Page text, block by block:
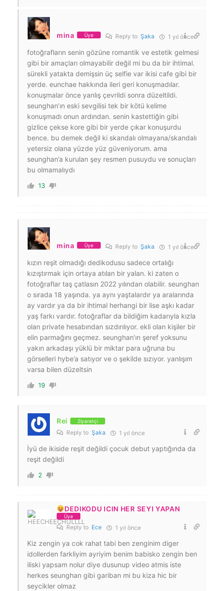
mina Üye Reply to Şaka 1 yıl önce
fotoğrafların senin gözüne romantik ve estetik gelmesi
gibi bir amaçları olmayabilir değil mi bu da bir ihtimal.
sürekli yatakta demişsin üç selfie var ikisi cafe gibi bir
yerde. eunchae hakkında ileri geri konuşmadılar.
konuşmalar önce yanlış çevrildi sonra düzeltildi.
seunghan’ın eski sevgilisi tek bir kötü kelime
konuşmadı onun ardından. senin kastettiğin gibi
gizlice çekse kore gibi bir yerde çıkar konuşurdu
bence. bu demek değil ki skandalı olmayana/skandalı
yetersiz olana yüzde yüz güveniyorum. ama
seunghan’a kurulan şey resmen pusuydu ve sonuçları
bu olmamalıydı
13
mina Üye Reply to Şaka 1 yıl önce
kızın reşit olmadığı dedikodusu sadece ortalığı
kızıştırmak için ortaya atılan bir yalan. ki zaten o
fotoğraflar taş çatlasın 2022 yılından olabilir. seunghan
o sırada 18 yaşında. ya aynı yaştalardır ya aralarında
ay vardır ya da bir ihtimal herhangi bir lise aşkı kadar
yaş farkı vardır. fotoğraflar da bildiğim kadarıyla kızla
olan private hesabından sızdırılıyor. ekli olan kişiler bir
elin parmağını geçmez. seunghan’ın şeref yoksunu
yakın arkadaşı yüklü bir miktar para uğruna bu
görselleri hybe’a satıyor ve o şekilde sızıyor. yanlışım
varsa bilen düzeltsin
19
Rei Ziyaretçi
Reply to Şaka 1 yıl önce
İyü de ikiside reşit değildi çocuk debut yaptığında da
reşit değildi
2
DEDIKODU ICIN HER SEYI YAPAN
Üye
Reply to Ece 1 yıl önce
Kiz zengin ya cok rahat tabi ben zenginim diger
idollerden farkliyim ayriyim benim babisko zengin ben
iliski yapsam nolur diye dusunup video atmis iste
herkes seunghan gibi gariban mi bu kiza hic bir
seycikler olmaz